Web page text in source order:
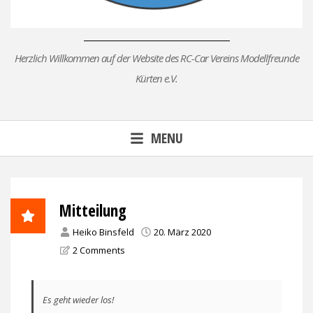
Herzlich Willkommen auf der Website des RC-Car Vereins Modellfreunde
Kürten e.V.
MENU
Mitteilung
Heiko Binsfeld
20. März 2020
2 Comments
Es geht wieder los!